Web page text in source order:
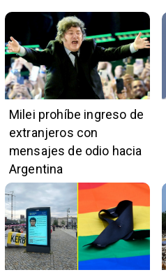
Milei prohíbe ingreso de
extranjeros con
mensajes de odio hacia
Argentina